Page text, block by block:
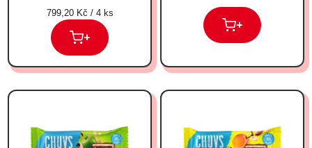
Měrná cena:
799,20 Kč / 4 ks
+
+